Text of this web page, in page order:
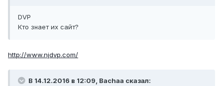
DVP
Кто знает их сайт?
http://www.njdvp.com/
В 14.12.2016 в 12:09, Bachaa сказал: